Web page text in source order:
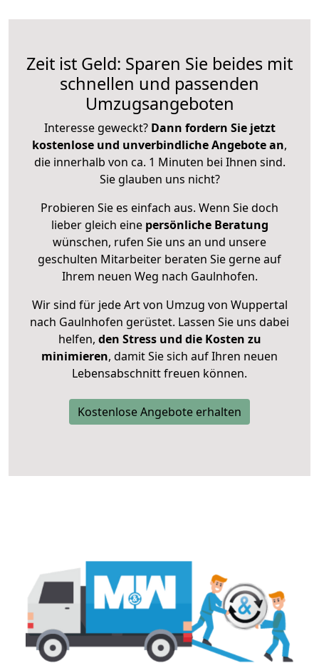
Zeit ist Geld: Sparen Sie beides mit
schnellen und passenden
Umzugsangeboten
Interesse geweckt? Dann fordern Sie jetzt
kostenlose und unverbindliche Angebote an,
die innerhalb von ca. 1 Minuten bei Ihnen sind.
Sie glauben uns nicht?
Probieren Sie es einfach aus. Wenn Sie doch
lieber gleich eine persönliche Beratung
wünschen, rufen Sie uns an und unsere
geschulten Mitarbeiter beraten Sie gerne auf
Ihrem neuen Weg nach Gaulnhofen.
Wir sind für jede Art von Umzug von Wuppertal
nach Gaulnhofen gerüstet. Lassen Sie uns dabei
helfen, den Stress und die Kosten zu
minimieren, damit Sie sich auf Ihren neuen
Lebensabschnitt freuen können.
Kostenlose Angebote erhalten